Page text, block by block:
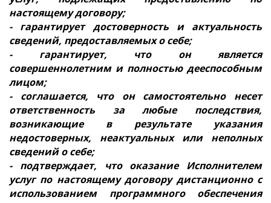
настоящему договору;
- гарантирует достоверность и актуальность
сведений, предоставляемых о себе;
- гарантирует, что он является
совершеннолетним и полностью дееспособным
лицом;
- соглашается, что он самостоятельно несет
ответственность за любые последствия,
возникающие в результате указания
недостоверных, неактуальных или неполных
сведений о себе;
- подтверждает, что оказание Исполнителем
услуг по настоящему договору дистанционно с
использованием программного обеспечения